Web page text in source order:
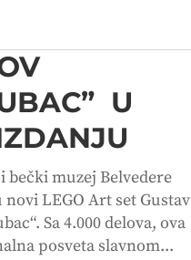
U
bečki muzej Belvedere
LEGO Art set Gustav
Sa 4.000 delova, ova
posveta slavnom...